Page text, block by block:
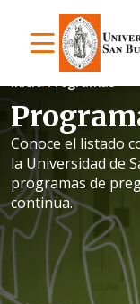
Inicio Programas
Conoce el listado
la Universidad de
programas de
continua.